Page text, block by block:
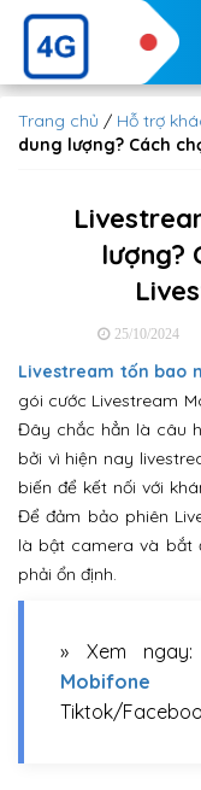
Trang chủ / Hỗ trợ
dung lượng? Cách
lượng?
25/10/2024
Livestream tốn bao
gói cước Livestream
Đây chắc hẳn là câu
bởi vì hiện nay
biến để kết nối với
Để đảm bảo phiên
là bật camera và bắt
phải ổn định.
» Xem
Mobifone
Tiktok/